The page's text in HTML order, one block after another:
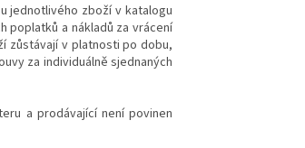
jednotlivého zboží v katalogu
poplatků a nákladů za vrácení
zůstávají v platnosti po dobu,
za individuálně sjednaných
a prodávající není povinen